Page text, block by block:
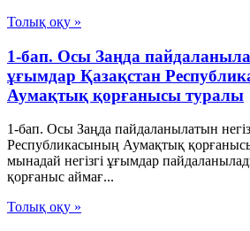
Толық оқу »
1-бап. Осы Заңда
ұғымдар Қазақстан
Аумақтық қорғанысы туралы
1-бап. Осы Заңда пайдаланылатын
Республикасының Аумақтық
мынадай негізгі ұғымдар
қорғаныс аймағ...
Толық оқу »